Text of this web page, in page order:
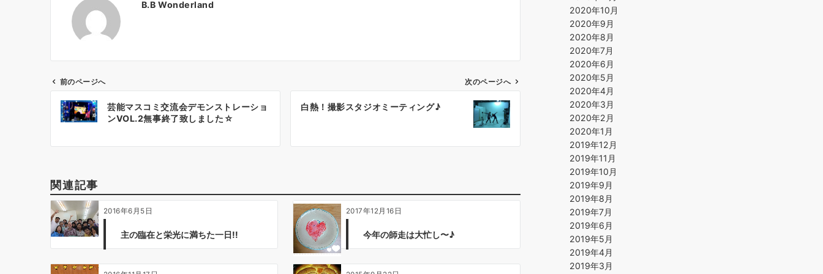
B.B Wonderland
ビ
シ
ョ
ン
前のページへ
芸能マスコミ交流会デモンストレーショ
ンVOL.2無事終了致しました☆
次のページへ
白熱！撮影スタジオミーティング♪
関連記事
2016年6月5日
主の臨在と栄光に満ちた一日!!
2017年12月16日
今年の師走は大忙し〜♪
2020年10月
2020年9月
2020年8月
2020年7月
2020年6月
2020年5月
2020年4月
2020年3月
2020年2月
2020年1月
2019年12月
2019年11月
2019年10月
2019年9月
2019年8月
2019年7月
2019年6月
2019年5月
2019年4月
2019年3月